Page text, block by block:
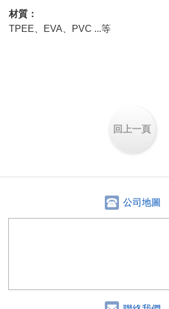
材質：
TPEE、EVA、PVC ...等
回上一頁
公司地圖